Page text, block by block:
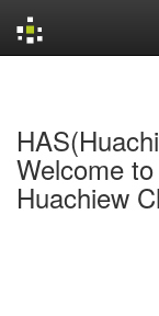
Welcome
Huachiew